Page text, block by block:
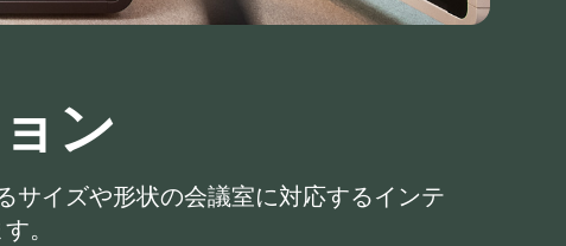
ン
サイズや形状の会議室に対応するインテ
。